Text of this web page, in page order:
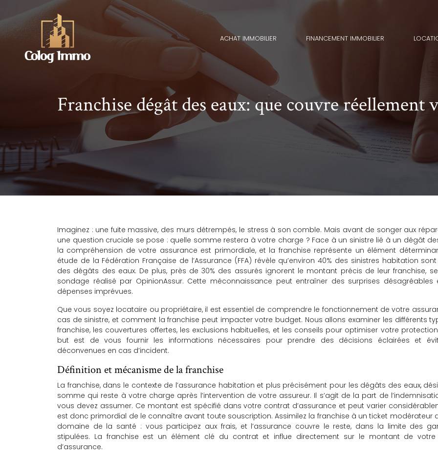
ACHAT IMMOBILIER FINANCEMENT IMMOBILIER
Franchise dégât des eaux: que couvre réellement
Imaginez : une fuite massive, des murs détrempés, le stress à son comble. Mais avant de songer aux
une question cruciale se pose : quelle somme restera à votre charge ? Face à un sinistre lié à un dégât
la compréhension de votre assurance est primordiale, et la franchise représente un élément
étude de la Fédération Française de l’Assurance (FFA) révèle qu’environ 40% des sinistres habitation
des dégâts des eaux. De plus, près de 30% des assurés ignorent le montant précis de leur franchise,
sondage réalisé par OpinionAssur. Cette méconnaissance peut entraîner des surprises désagréables
dépenses imprévues.
Que vous soyez locataire ou propriétaire, il est essentiel de comprendre le fonctionnement de votre
cas de sinistre, et comment la franchise peut impacter votre budget. Nous allons examiner les différents
franchise, les couvertures offertes, les exclusions habituelles, et les conseils pour optimiser votre
but est de vous fournir les informations nécessaires pour prendre des décisions éclairées et
déconvenues en cas d’incident.
Définition et mécanisme de la franchise
La franchise, dans le contexte de l’assurance habitation et plus précisément pour les dégâts des eaux,
somme qui reste à votre charge après l’intervention de votre assureur. Il s’agit de la part de
vous devez assumer. Ce montant est spécifié dans votre contrat d’assurance et peut varier
est donc primordial de le connaître avant toute souscription. Assimilez la franchise à un ticket modérateur
domaine de la santé : vous participez aux frais, et l’assurance couvre le reste, dans la limite des
stipulées. La franchise est un élément clé du contrat et influe directement sur le montant de votre
d’assurance.